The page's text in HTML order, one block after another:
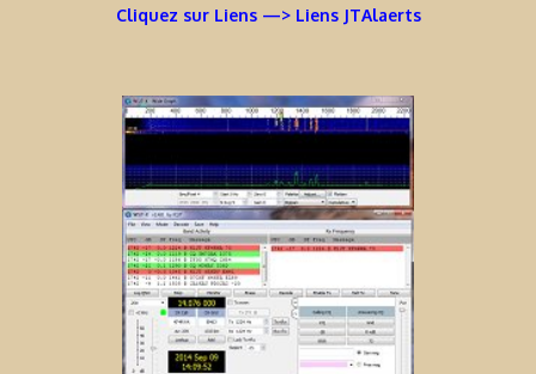
Cliquez sur Liens —> Liens JTAlaerts